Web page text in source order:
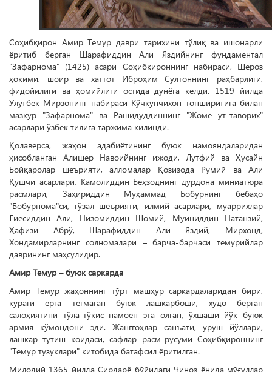
Соҳибқирон Амир Темур даври тарихини тўлиқ ва ишонарли
ёритиб берган Шарафиддин Али Яздийнинг фундаментал
"Зафарнома" (1425) асари Соҳибқироннинг набираси, Шероз
ҳокими, шоир ва хаттот Иброҳим Султоннинг раҳбарлиги,
фидойилиги ва ҳомийлиги остида дунёга келди. 1519 йилда
Улуғбек Мирзонинг набираси Кўчкунчихон топшириғига билан
мазкур "Зафарнома" ва Рашидуддиннинг "Жоме ут-таворих"
асарлари ўзбек тилига таржима қилинди.
Қолаверса, жаҳон адабиётининг буюк намояндаларидан
ҳисобланган Алишер Навоийнинг ижоди, Лутфий ва Ҳусайн
Бойқаролар шеърияти, алломалар Қозизода Румий ва Али
Қушчи асарлари, Камолиддин Беҳзоднинг дурдона миниатюра
расмлари, Заҳириддин Муҳаммад Бобурнинг бебаҳо
"Бобурнома"си, гўзал шеърияти, илмий асарлари, муаррихлар
Ғиёсиддин Али, Низомиддин Шомий, Муиниддин Натанзий,
Ҳафизи Абрў, Шарафиддин Али Яздий, Мирхонд,
Хондамирларнинг солномалари – барча-барчаси темурийлар
даврининг маҳсулидир.
Амир Темур – буюк саркарда
Амир Темур жаҳоннинг тўрт маш­ҳур саркардаларидан бири,
кураги ерга тегмаган буюк лашкарбоши, худо берган
салоҳиятини тўла-тўкис намоён эта олган, ўхшаши йўқ буюк
армия қўмондони эди. Жанггоҳлар санъати, уруш йўллари,
лашкар тутиш қоидаси, сафлар расм-русуми Соҳибқироннинг
"Темур тузуклари" китобида батафсил ёритилган.
Милодий 1365 йилда Сирдарё бўйидаги Чиноз ёнида мўғуллар